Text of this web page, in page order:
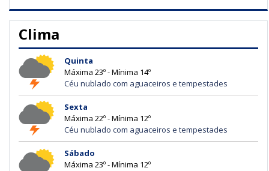
Clima
Quinta
Máxima 23º - Mínima 14º
Céu nublado com aguaceiros e tempestades
Sexta
Máxima 22º - Mínima 12º
Céu nublado com aguaceiros e tempestades
Sábado
Máxima 23º - Mínima 12º